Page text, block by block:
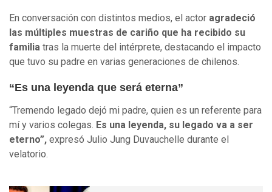
En conversación con distintos medios, el actor agradeció
las múltiples muestras de cariño que ha recibido su
familia tras la muerte del intérprete, destacando el impacto
que tuvo su padre en varias generaciones de chilenos.
“Es una leyenda que será eterna”
“Tremendo legado dejó mi padre, quien es un referente para
mí y varios colegas. Es una leyenda, su legado va a ser
eterno”, expresó Julio Jung Duvauchelle durante el
velatorio.